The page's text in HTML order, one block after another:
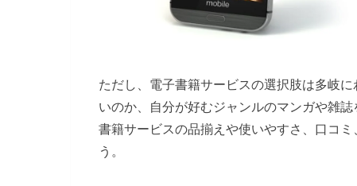
ただし、電子書籍サービスの選択肢は多岐
いのか、自分が好むジャンルのマンガや雑
書籍サービスの品揃えや使いやすさ、口コ
う。